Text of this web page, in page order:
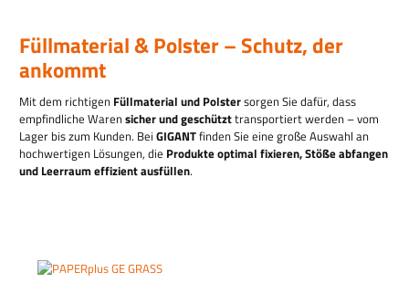
Füllmaterial & Polster – Schutz, der
ankommt
Mit dem richtigen Füllmaterial und Polstersorgen Sie dafür, dass
empfindliche Warensicher und geschützttransportiert werden – vom
Lager bis zum Kunden. Bei GIGANTfinden Sie eine große Auswahl an
hochwertigen Lösungen, die Produkte optimal fixieren, Stöße abfangen
und Leerraum effizient ausfüllen.